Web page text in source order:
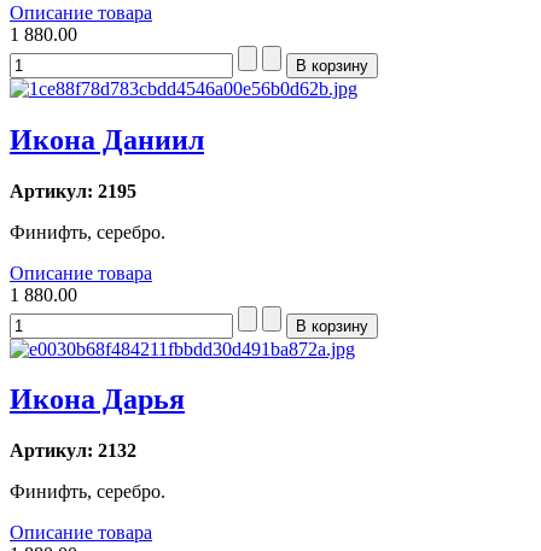
Описание товара
1 880.00
Икона Даниил
Артикул: 2195
Финифть, серебро.
Описание товара
1 880.00
Икона Дарья
Артикул: 2132
Финифть, серебро.
Описание товара